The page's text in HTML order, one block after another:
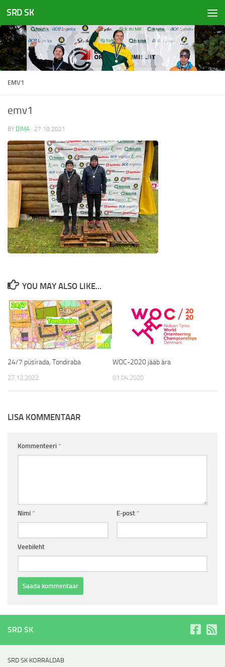
Skip to content
SRD SK
EMV1
emv1
BY DIMA · 27.10.2021
YOU MAY ALSO LIKE...
24/7 püsirada, Tondiraba
27.12.2022
WOC-2020 jääb ära
01.04.2020
LISA KOMMENTAAR
Kommenteeri *
Nimi * E-post *
Veebileht
SRD SK
SRD SK KORRALDAB